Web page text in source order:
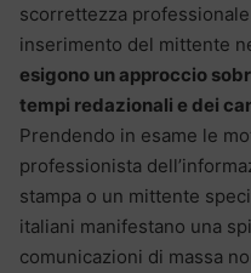
scorrettezza
inserimento del mittente
esigono un approccio
tempi redazionali e dei
Prendendo in esame le
professionista
stampa o un mittente
italiani manifestano una
comunicazioni di massa